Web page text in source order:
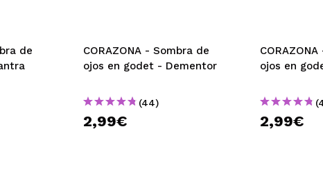
de
CORAZONA - Sombra de
ojos en godet - Dementor
(44)
2,99€
ojos en
2,99€